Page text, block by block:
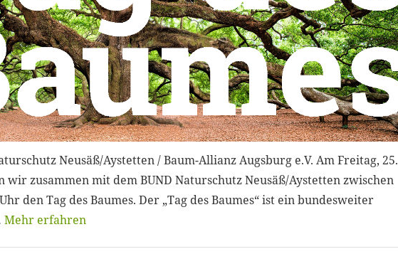
Neusäß/Aystetten / Baum-Allianz Augsburg e.V. Am Freitag, 25.
wir zusammen mit dem BUND Naturschutz Neusäß/Aystetten zwischen
den Tag des Baumes. Der „Tag des Baumes“ ist ein bundesweiter
Mehr erfahren